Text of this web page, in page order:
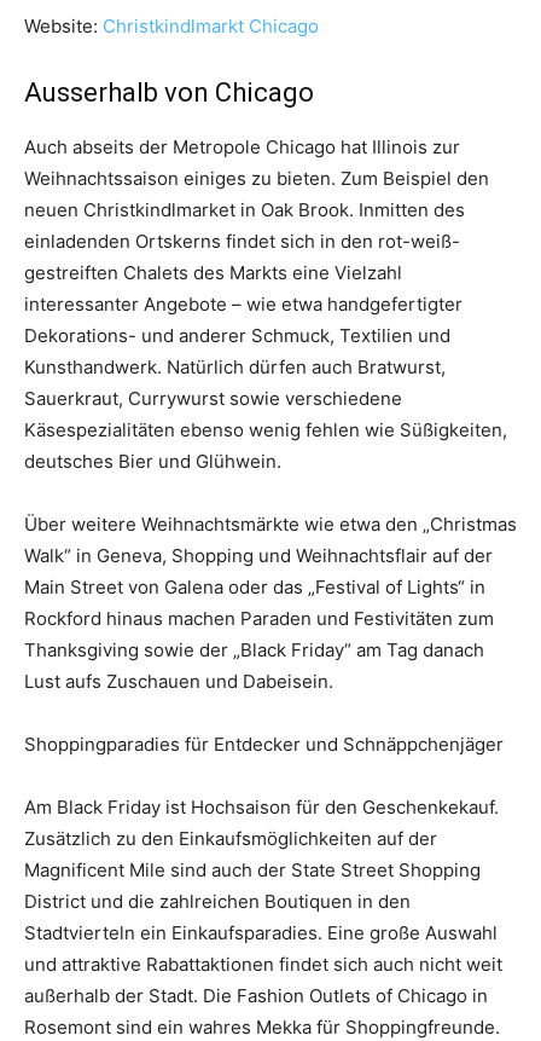
Website: Christkindlmarkt Chicago
Ausserhalb von Chicago
Auch abseits der Metropole Chicago hat Illinois zur
Weihnachtssaison einiges zu bieten. Zum Beispiel den
neuen Christkindlmarket in Oak Brook. Inmitten des
einladenden Ortskerns findet sich in den rot-weiß-
gestreiften Chalets des Markts eine Vielzahl
interessanter Angebote – wie etwa handgefertigter
Dekorations- und anderer Schmuck, Textilien und
Kunsthandwerk. Natürlich dürfen auch Bratwurst,
Sauerkraut, Currywurst sowie verschiedene
Käsespezialitäten ebenso wenig fehlen wie Süßigkeiten,
deutsches Bier und Glühwein.
Über weitere Weihnachtsmärkte wie etwa den „Christmas
Walk“ in Geneva, Shopping und Weihnachtsflair auf der
Main Street von Galena oder das „Festival of Lights“ in
Rockford hinaus machen Paraden und Festivitäten zum
Thanksgiving sowie der „Black Friday“ am Tag danach
Lust aufs Zuschauen und Dabeisein.
Shoppingparadies für Entdecker und Schnäppchenjäger
Am Black Friday ist Hochsaison für den Geschenkekauf.
Zusätzlich zu den Einkaufsmöglichkeiten auf der
Magnificent Mile sind auch der State Street Shopping
District und die zahlreichen Boutiquen in den
Stadtvierteln ein Einkaufsparadies. Eine große Auswahl
und attraktive Rabattaktionen findet sich auch nicht weit
außerhalb der Stadt. Die Fashion Outlets of Chicago in
Rosemont sind ein wahres Mekka für Shoppingfreunde.